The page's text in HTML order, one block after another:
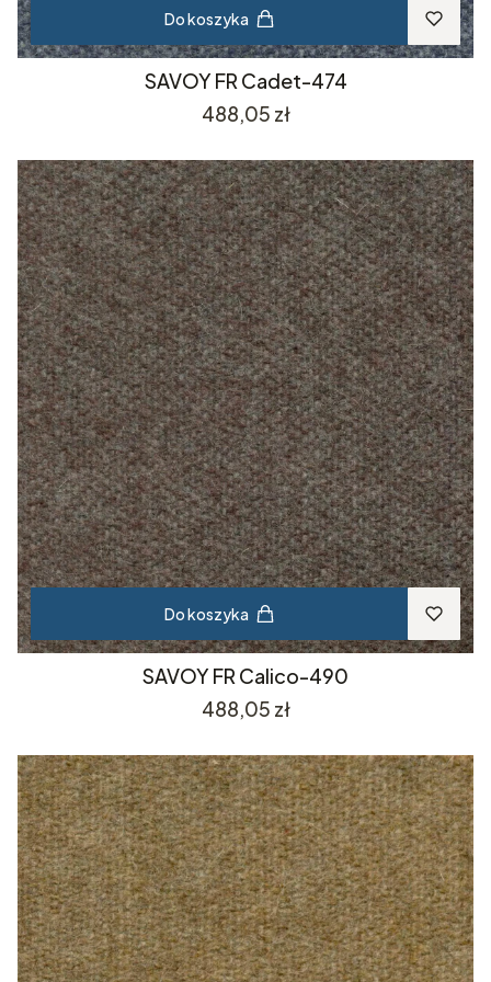
Do koszyka
SAVOY FR Cadet-474
Cena
488,05 zł
Do koszyka
SAVOY FR Calico-490
Cena
488,05 zł